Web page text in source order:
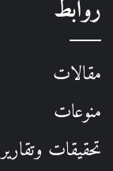
روابط
مقالات
منوعات
تحقيقات وتقارير